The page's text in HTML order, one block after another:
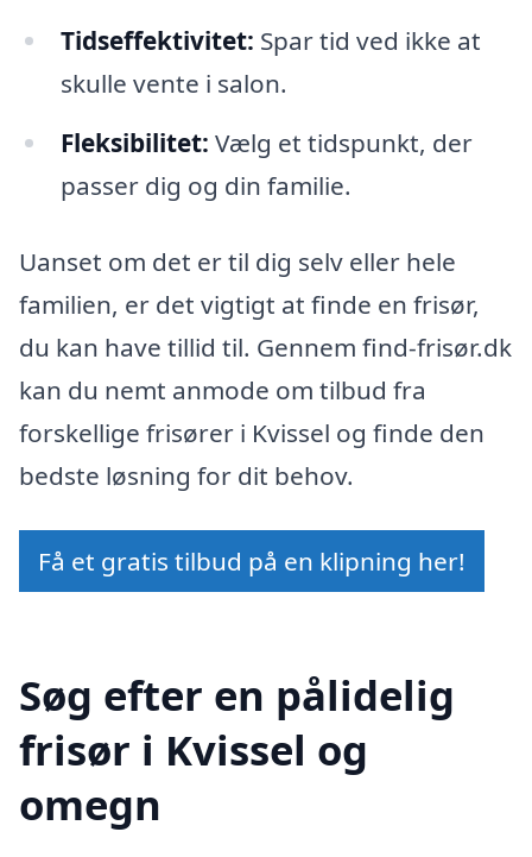
Tidseffektivitet: Spar tid ved ikke at
skulle vente i salon.
Fleksibilitet: Vælg et tidspunkt, der
passer dig og din familie.
Uanset om det er til dig selv eller hele
familien, er det vigtigt at finde en frisør,
du kan have tillid til. Gennem find-frisør.dk
kan du nemt anmode om tilbud fra
forskellige frisører i Kvissel og finde den
bedste løsning for dit behov.
Få et gratis tilbud på en klipning her!
Søg efter en pålidelig
frisør i Kvissel og
omegn